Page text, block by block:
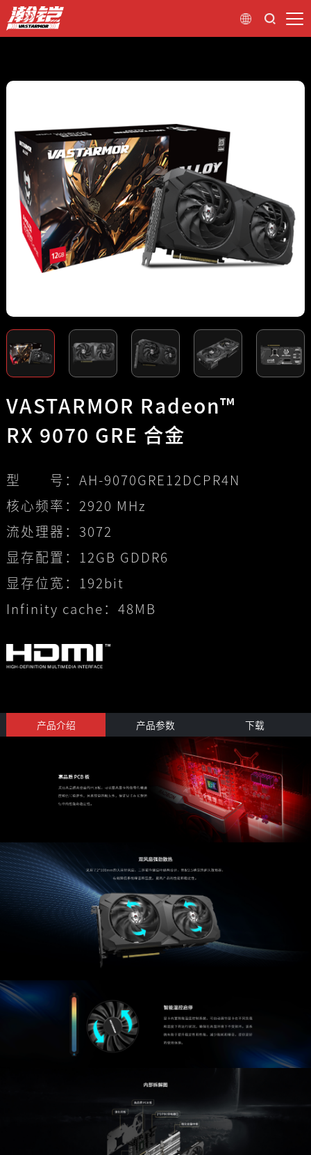
VASTARMOR Radeon™
RX 9070 GRE 合金
型 号： AH-9070GRE12DCPR4N
核心频率： 2920 MHz
流处理器： 3072
显存配置： 12GB GDDR6
显存位宽： 192bit
Infinity cache： 48MB
产品介绍 产品参数 下载